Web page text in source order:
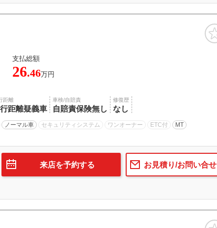
支払総額
26.46万円
距離
距離疑義車
車検/自賠責
自賠責保険無し
修復歴
なし
ノーマル車 セキュリティシステム ワンオーナー ETC付 MT
お見積り/お問い合せ
来店を予約する